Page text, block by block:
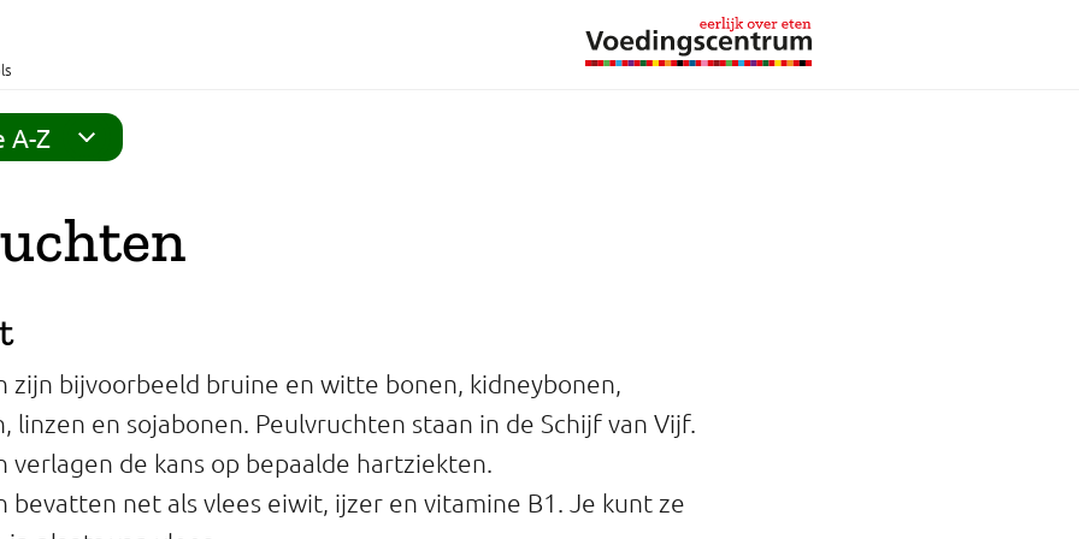
A-Z
zijn bijvoorbeeld bruine en witte bonen, kidneybonen,
linzen en sojabonen. Peulvruchten staan in de Schijf van Vijf.
verlagen de kans op bepaalde hartziekten.
bevatten net als vlees eiwit, ijzer en vitamine B1. Je kunt ze